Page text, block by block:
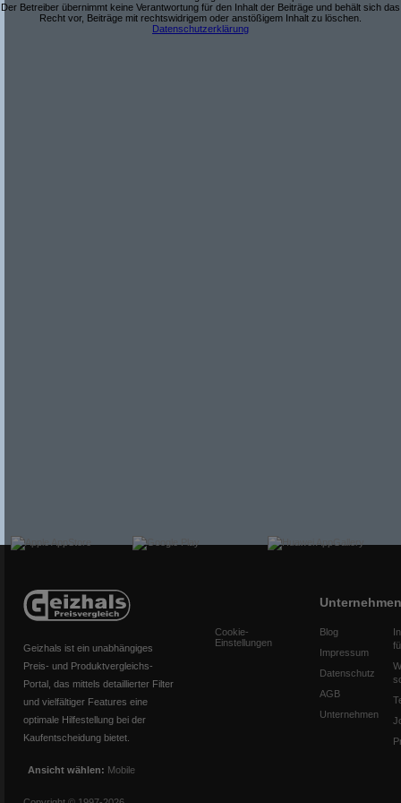
Der Betreiber übernimmt keine Verantwortung für den Inhalt der Beiträge und behält sich das
Recht vor, Beiträge mit rechtswidrigem oder anstößigem Inhalt zu löschen.
Datenschutzerklärung
Geizhals ist ein unabhängiges
Preis- und Produktvergleichs-
Portal, das mittels detaillierter Filter
und vielfältiger Features eine
optimale Hilfestellung bei der
Kaufentscheidung bietet.
Ansicht wählen: Mobile
Cookie-
Einstellungen
Unternehmen
Blog
Impressum
Datenschutz
AGB
Unternehmen